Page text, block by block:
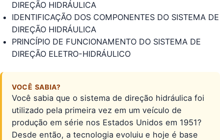
DIREÇÃO HIDRÁULICA
IDENTIFICAÇÃO DOS COMPONENTES DO SISTEMA DE
DIREÇÃO HIDRÁULICA
PRINCÍPIO DE FUNCIONAMENTO DO SISTEMA DE
DIREÇÃO ELETRO-HIDRÁULICO
VOCÊ SABIA?
Você sabia que o sistema de direção hidráulica foi
utilizado pela primeira vez em um veículo de
produção em série nos Estados Unidos em 1951?
Desde então, a tecnologia evoluiu e hoje é base